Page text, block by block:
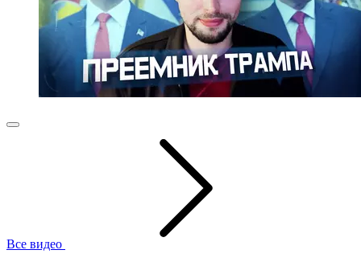
Все видео